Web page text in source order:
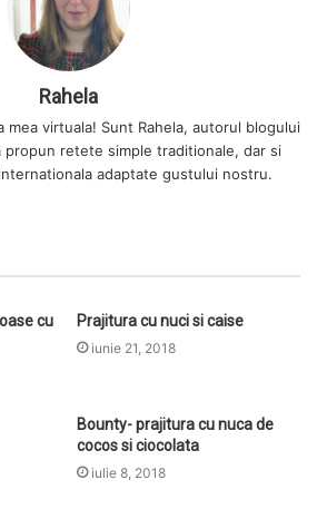
Rahela
mea virtuala! Sunt Rahela, autorul blogului
propun retete simple traditionale, dar si
adaptate gustului nostru.
cu
Prajitura cu nuci si caise
iunie 21, 2018
Bounty- prajitura cu nuca de
cocos si ciocolata
iulie 8, 2018